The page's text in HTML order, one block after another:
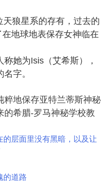
天狼星系的存有，过去的
地球地表保存女神临在
她为Isis（艾希斯），
字。
粹地保存亚特兰蒂斯神秘
的希腊-罗马神秘学校教
层面里没有黑暗，以及让
的道路